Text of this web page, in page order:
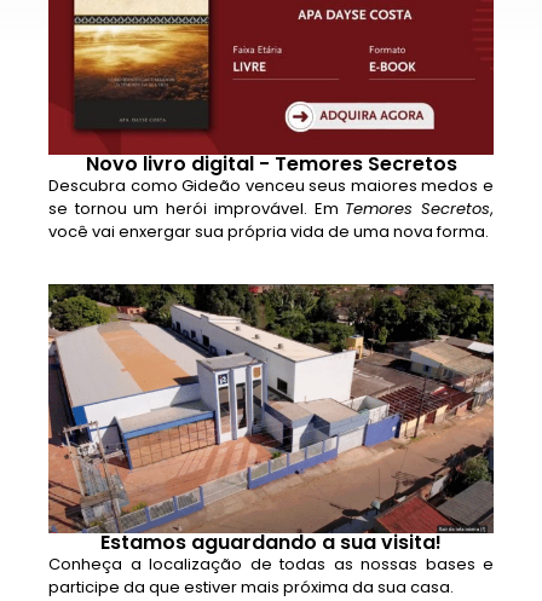
Novo livro digital - Temores Secretos
Descubra como Gideão venceu seus maiores medos e
se tornou um herói improvável. Em Temores Secretos,
você vai enxergar sua própria vida de uma nova forma.
Estamos aguardando a sua visita!
Conheça a localização de todas as nossas bases e
participe da que estiver mais próxima da sua casa.